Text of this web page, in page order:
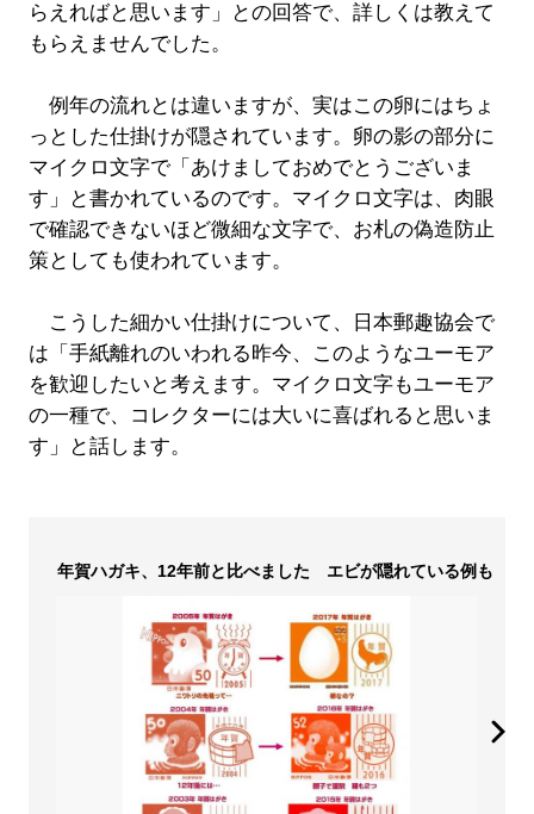
らえればと思います」との回答で、詳しくは教えて
もらえませんでした。
例年の流れとは違いますが、実はこの卵にはちょ
っとした仕掛けが隠されています。卵の影の部分に
マイクロ文字で「あけましておめでとうございま
す」と書かれているのです。マイクロ文字は、肉眼
で確認できないほど微細な文字で、お札の偽造防止
策としても使われています。
こうした細かい仕掛けについて、日本郵趣協会で
は「手紙離れのいわれる昨今、このようなユーモア
を歓迎したいと考えます。マイクロ文字もユーモア
の一種で、コレクターには大いに喜ばれると思いま
す」と話します。
年賀ハガキ、12年前と比べました エビが隠れている例も